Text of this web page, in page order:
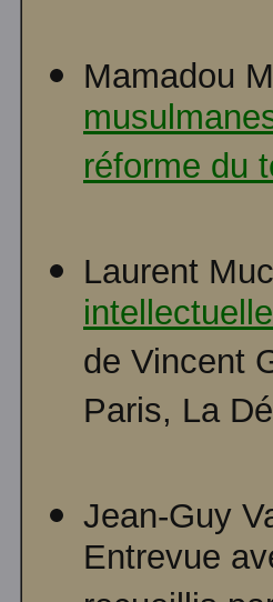
Mamadou
réforme du
Laurent
de Vincent
Paris, La
Jean-Guy
Entrevue